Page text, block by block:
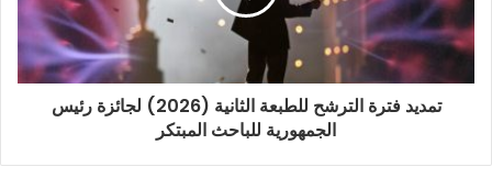
تمديد فترة الترشح للطبعة الثانية (2026) لجائزة رئيس
الجمهورية للباحث المبتكر